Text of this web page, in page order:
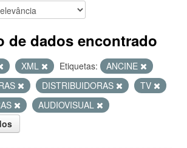
de dados encontrado
XML Etiquetas:
ANCINE
DISTRIBUIDORAS
TV
AUDIOVISUAL